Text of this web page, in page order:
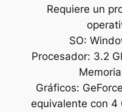
Requiere un
SO:
Procesador: 3.2
Gráficos:
equivalente con 4